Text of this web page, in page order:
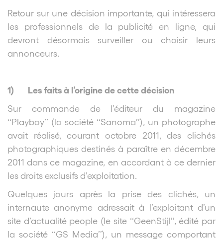
Retour sur une décision importante, qui intéressera
les professionnels de la publicité en ligne, qui
devront désormais surveiller ou choisir leurs
annonceurs.
1) Les faits à l’origine de cette décision
Sur commande de l’éditeur du magazine
‘‘Playboy’’ (la société ‘‘Sanoma’’), un photographe
avait réalisé, courant octobre 2011, des clichés
photographiques destinés à paraître en décembre
2011 dans ce magazine, en accordant à ce dernier
les droits exclusifs d’exploitation.
Quelques jours après la prise des clichés, un
internaute anonyme adressait à l’exploitant d’un
site d’actualité people (le site ‘‘GeenStijl’’, édité par
la société ‘‘GS Media’’), un message comportant